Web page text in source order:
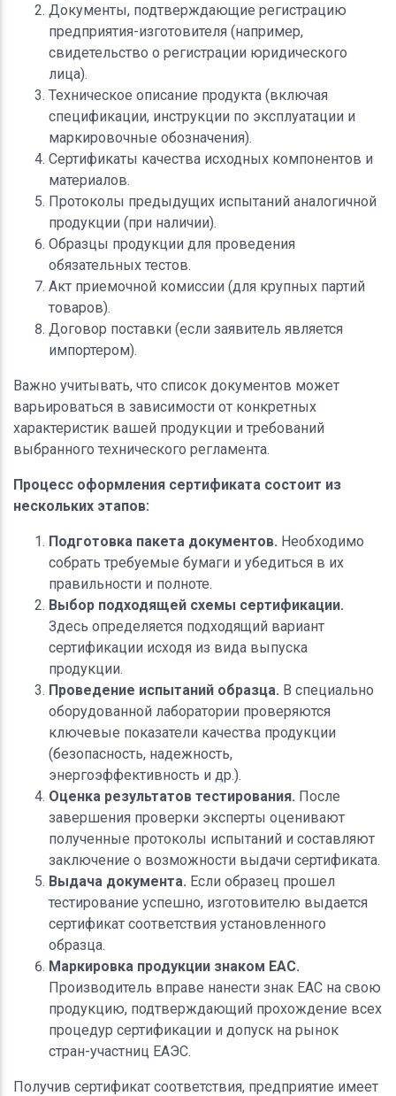
Документы, подтверждающие регистрацию
предприятия-изготовителя (например,
свидетельство о регистрации юридического
лица).
Техническое описание продукта (включая
спецификации, инструкции по эксплуатации и
маркировочные обозначения).
Сертификаты качества исходных компонентов и
материалов.
Протоколы предыдущих испытаний аналогичной
продукции (при наличии).
Образцы продукции для проведения
обязательных тестов.
Акт приемочной комиссии (для крупных партий
товаров).
Договор поставки (если заявитель является
импортером).
Важно учитывать, что список документов может
варьироваться в зависимости от конкретных
характеристик вашей продукции и требований
выбранного технического регламента.
Процесс оформления сертификата состоит из
нескольких этапов:
Подготовка пакета документов. Необходимо
собрать требуемые бумаги и убедиться в их
правильности и полноте.
Выбор подходящей схемы сертификации.
Здесь определяется подходящий вариант
сертификации исходя из вида выпуска
продукции.
Проведение испытаний образца. В специально
оборудованной лаборатории проверяются
ключевые показатели качества продукции
(безопасность, надежность,
энергоэффективность и др.).
Оценка результатов тестирования. После
завершения проверки эксперты оценивают
полученные протоколы испытаний и составляют
заключение о возможности выдачи сертификата.
Выдача документа. Если образец прошел
тестирование успешно, изготовителю выдается
сертификат соответствия установленного
образца.
Маркировка продукции знаком EAC.
Производитель вправе нанести знак EAC на свою
продукцию, подтверждающий прохождение всех
процедур сертификации и допуск на рынок
стран-участниц ЕАЭС.
Получив сертификат соответствия, предприятие имеет